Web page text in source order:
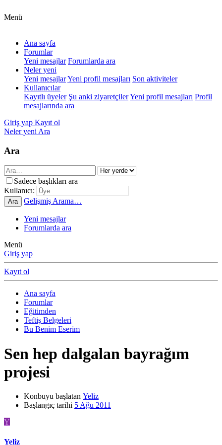
Menü
Ana sayfa
Forumlar
Yeni mesajlar Forumlarda ara
Neler yeni
Yeni mesajlarYeni profil mesajları Son aktiviteler
Kullanıcılar
Kayıtlı üyeler Şu anki ziyaretçilerYeni profil mesajları Profil
mesajlarında ara
Giriş yap Kayıt ol
Neler yeni Ara
Ara
Sadece başlıkları ara
Kullanıcı:
Ara Gelişmiş Arama…
Yeni mesajlar
Forumlarda ara
Menü
Giriş yap
Kayıt ol
Ana sayfa
Forumlar
Eğitimden
Teftiş Belgeleri
Bu Benim Eserim
Sen hep dalgalan bayrağım
projesi
Konbuyu başlatan Yeliz
Başlangıç tarihi 5 Ağu 2011
Y
Yeliz